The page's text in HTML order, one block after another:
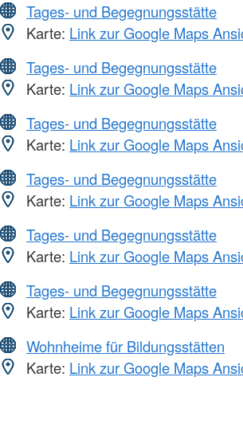
Tages- und Begegnungsstätte
Karte: Link zur Google Maps
Tages- und Begegnungsstätte
Karte: Link zur Google Maps
Tages- und Begegnungsstätte
Karte: Link zur Google Maps
Tages- und Begegnungsstätte
Karte: Link zur Google Maps
Tages- und Begegnungsstätte
Karte: Link zur Google Maps
Tages- und Begegnungsstätte
Karte: Link zur Google Maps
Wohnheime für Bildungsstätten
Karte: Link zur Google Maps